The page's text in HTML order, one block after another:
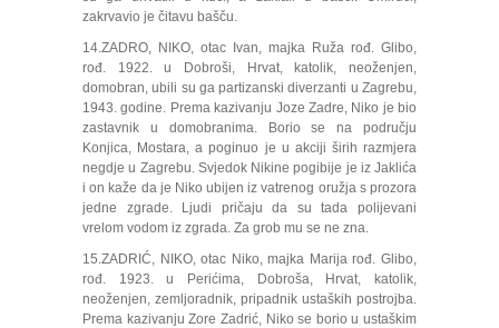
zakrvavio je čitavu bašču.
14.ZADRO, NIKO, otac Ivan, majka Ruža rođ. Glibo,
rođ. 1922. u Dobroši, Hrvat, katolik, neoženjen,
domobran, ubili su ga partizanski diverzanti u Zagrebu,
1943. godine. Prema kazivanju Joze Zadre, Niko je bio
zastavnik u domobranima. Borio se na području
Konjica, Mostara, a poginuo je u akciji širih razmjera
negdje u Zagrebu. Svjedok Nikine pogibije je iz Jaklića
i on kaže da je Niko ubijen iz vatrenog oružja s prozora
jedne zgrade. Ljudi pričaju da su tada polijevani
vrelom vodom iz zgrada. Za grob mu se ne zna.
15.ZADRIĆ, NIKO, otac Niko, majka Marija rođ. Glibo,
rođ. 1923. u Perićima, Dobroša, Hrvat, katolik,
neoženjen, zemljoradnik, pripadnik ustaških postrojba.
Prema kazivanju Zore Zadrić, Niko se borio u ustaškim